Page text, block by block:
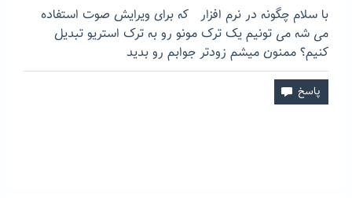
با سلام چگونه در نرم افزار که برای ویرایش صوت استفاده
می شه می تونیم یک ترک مونو رو به ترک استریو تبدیل
کنیم؟ ممنون میشم زودتر جوابم رو بدید